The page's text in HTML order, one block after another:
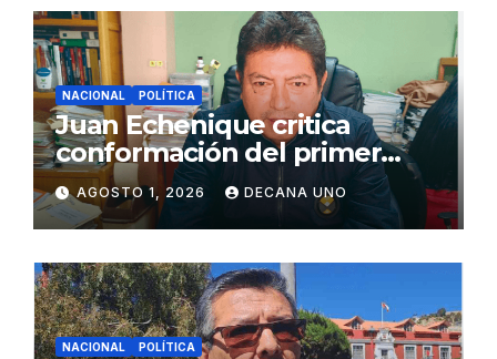
NACIONAL POLÍTICA
Juan Echenique critica
conformación del primer
gabinete ministerial de Keiko
Fujimori
AGOSTO 1, 2026 DECANA UNO
NACIONAL POLÍTICA